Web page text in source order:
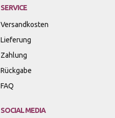
SERVICE
Versandkosten
Lieferung
Zahlung
Rückgabe
FAQ
SOCIAL MEDIA